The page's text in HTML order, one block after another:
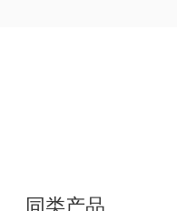
同类产品